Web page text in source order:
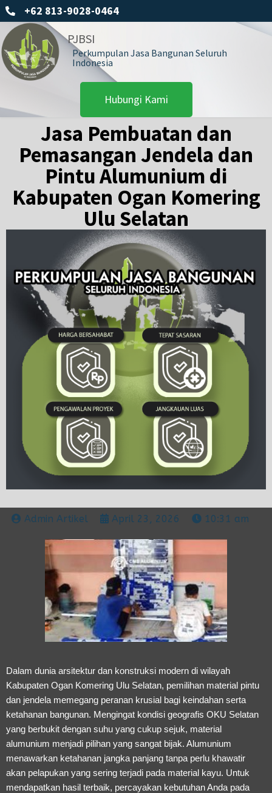
+62 813-9028-0464
PJBSI
Perkumpulan Jasa Bangunan Seluruh
Indonesia
Hubungi Kami
Jasa Pembuatan dan
Pemasangan Jendela dan
Pintu Alumunium di
Kabupaten Ogan Komering
Ulu Selatan
Admin Artikel April 23, 2026 10:31 am
Dalam dunia arsitektur dan konstruksi modern di wilayah
Kabupaten Ogan Komering Ulu Selatan, pemilihan material pintu
dan jendela memegang peranan krusial bagi keindahan serta
ketahanan bangunan. Mengingat kondisi geografis OKU Selatan
yang berbukit dengan suhu yang cukup sejuk, material
alumunium menjadi pilihan yang sangat bijak. Alumunium
menawarkan ketahanan jangka panjang tanpa perlu khawatir
akan pelapukan yang sering terjadi pada material kayu. Untuk
mendapatkan hasil terbaik, percayakan kebutuhan Anda pada